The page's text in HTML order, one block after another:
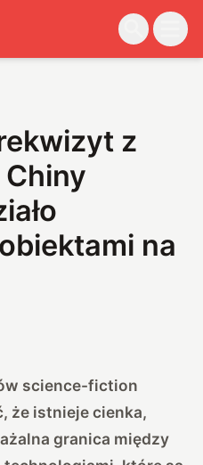
z
na
science-fiction
że istnieje cienka,
granica między